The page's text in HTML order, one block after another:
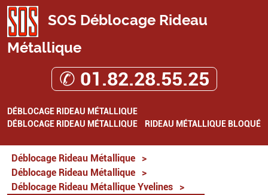
SOS Déblocage Rideau
Métallique
✆ 01.82.28.55.25
DÉBLOCAGE RIDEAU MÉTALLIQUE
DÉBLOCAGE RIDEAU MÉTALLIQUE
RIDEAU MÉTALLIQUE BLOQUÉ
Déblocage Rideau Métallique
>
Déblocage Rideau Métallique
>
Déblocage Rideau Métallique Yvelines
>